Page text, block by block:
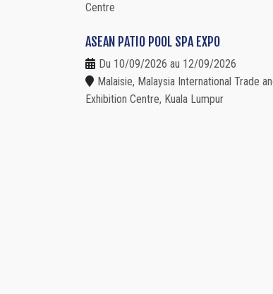
Centre
ASEAN PATIO POOL SPA EXPO
Du 10/09/2026 au 12/09/2026
Malaisie, Malaysia International Trade
Exhibition Centre, Kuala Lumpur